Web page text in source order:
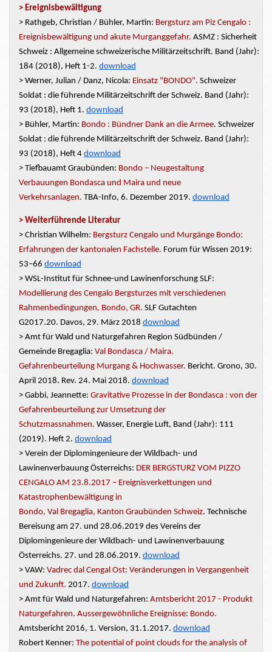
> Ereignisbewältigung
> Rathgeb, Christian / Bühler, Martin: Bergsturz am Piz Cengalo :
Ereignisbewältigung und akute Murganggefahr. ASMZ : Sicherheit
Schweiz : Allgemeine schweizerische Militärzeitschrift. Band (Jahr):
184 (2018), Heft 1-2. download
> Werner, Julian / Danz, Nicola: Einsatz "BONDO". Schweizer
Soldat : die führende Militärzeitschrift der Schweiz. Band (Jahr):
93 (2018), Heft 1. download
> Bühler, Martin: Bondo : Bündner Dank an die Armee. Schweizer
Soldat : die führende Militärzeitschrift der Schweiz. Band (Jahr):
93 (2018), Heft 4 download
> Tiefbauamt Graubünden: Bondo – Neugestaltung
Verbauungen Bondasca und Maira und neue
Verkehrsanlagen. TBA-Info, 6. Dezember 2019. download
> Weiterführende Literatur
> Christian Wilhelm: Bergsturz Cengalo und Murgänge Bondo:
Erfahrungen der kantonalen Fachstelle. Forum für Wissen 2019:
53–66 download
> WSL-Institut für Schnee-und Lawinenforschung SLF:
Modellierung des Cengalo Bergsturzes mit verschiedenen
Rahmenbedingungen, Bondo, GR. SLF Gutachten
G2017.20. Davos, 29. März 2018 download
> Amt für Wald und Naturgefahren Region Südbünden /
Gemeinde Bregaglia: Val Bondasca / Maira.
Gefahrenbeurteilung Murgang & Hochwasser. Bericht. Grono, 30.
April 2018. Rev. 24. Mai 2018. download
> Gabbi, Jeannette: Gravitative Prozesse in der Bondasca : von der
Gefahrenbeurteilung zur Umsetzung der
Schutzmassnahmen. Wasser, Energie Luft, Band (Jahr): 111
(2019). Heft 2. download
> Verein der Diplomingenieure der Wildbach- und
Lawinenverbauung Österreichs: DER BERGSTURZ VOM PIZZO
CENGALO AM 23.8.2017 – Ereignisverkettungen und
Katastrophenbewältigung in
Bondo, Val Bregaglia, Kanton Graubünden Schweiz. Technische
Bereisung am 27. und 28.06.2019 des Vereins der
Diplomingenieure der Wildbach- und Lawinenverbauung
Österreichs. 27. und 28.06.2019. download
> VAW: Vadrec dal Cengal Ost: Veränderungen in Vergangenheit
und Zukunft. 2017. download
> Amt für Wald und Naturgefahren: Amtsbericht 2017 - Produkt
Naturgefahren. Aussergewöhnliche Ereignisse: Bondo.
Amtsbericht 2016, 1. Version, 31.1.2017. download
Robert Kenner: The potential of point clouds for the analysis of